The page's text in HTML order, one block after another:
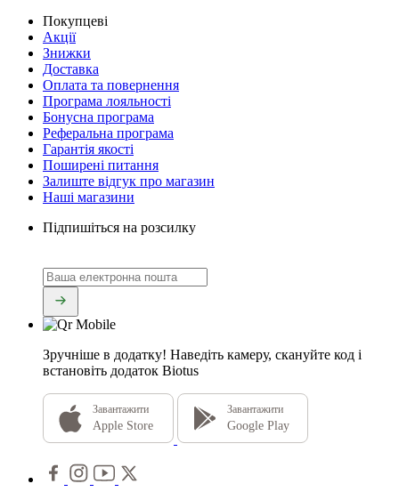
Покупцеві
Акції
Знижки
Доставка
Оплата та повернення
Програма лояльності
Бонусна програма
Реферальна програма
Гарантія якості
Поширені питання
Залиште відгук про магазин
Наші магазини
Підпишіться на розсилку
Зручніше в додатку! Наведіть камеру, скануйте код і
встановіть додаток Biotus
Завантажити
Apple Store
Завантажити
Google Play